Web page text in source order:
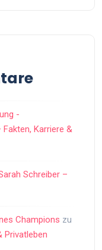
-
Karriere &
Schreiber –
Champions zu
Privatleben